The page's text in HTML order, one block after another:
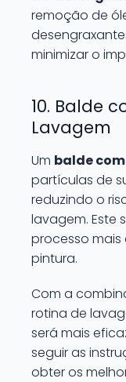
remoção de
minimizar o
10. Balde
Lavagem
Um balde
partículas de
reduzindo o
lavagem. Este
processo
pintura.
Com a
rotina de
será mais
seguir as
obter os